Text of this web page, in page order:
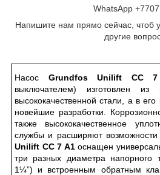
WhatsApp
Напишите нам прямо сейчас, чтоб
другие
Насос Grundfos Unilift CC
выключателем) изготовлен из
высококачественной стали, а в
новейшие разработки.
также высококачественное
службы и расширяют
Unilift CC 7 A1оснащен
три разных диаметра напорного
1¼”) и встроенным обратным